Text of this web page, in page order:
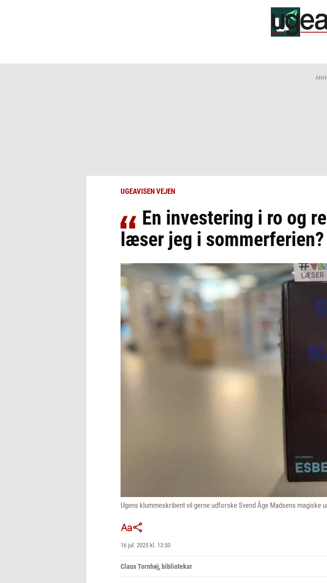
UGEAVISEN VEJEN
En investering i ro og
læser jeg i sommerferien?
Ugens klummeskribent vil gerne udforske Svend Åge Madsens magiske
16 jul. 2025 kl. 13:50
Claus Tornhøj, bibliotekar